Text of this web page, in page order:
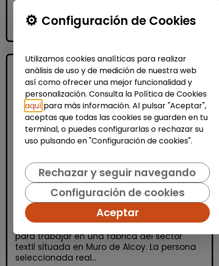
accessibility_new
Logística, Almacén y Compras
alcoy, alicante)
AURA FACILITY SERVICES S.L.|
España(Alicante)
Auracee selecciona un/a operario/a de
almacén con certificado de discapacidad
para trabajar en una fábrica del sector
textil situada en Muro de Alcoy. La persona
seleccionada real...
Configuración de Cookies
Utilizamos cookies analíticas para realizar
análisis de uso y de medición de nuestra web
así como ofrecer una mejor funcionalidad y
personalización. Consulta la Política de Cookies
aquí para más información. Al pulsar "Aceptar",
aceptas que todas las cookies se guarden en tu
terminal, o puedes configurarlas o rechazar su
uso pulsando en "Configuración de cookies".
Rechazar y seguir navegando
Configuración de cookies
Aceptar